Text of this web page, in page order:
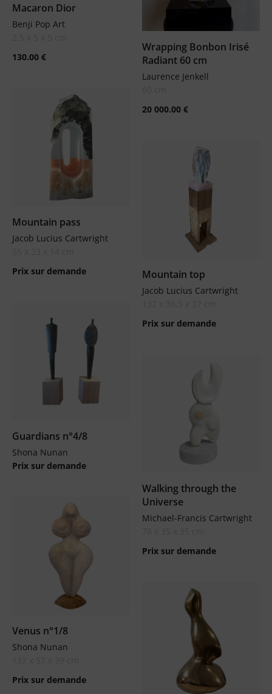
Macaron Dior
Benji Pop Art
130.00 €
Wrapping Bonbon Irisé
Radiant 60 cm
Laurence Jenkell
20 000.00 €
Mountain pass
Jacob Lucius Cartwright
Prix sur demande
Mountain top
Jacob Lucius Cartwright
Prix sur demande
Guardians n°4/8
Shona Nunan
Prix sur demande
Walking through the
Universe
Michael-Francis Cartwright
Prix sur demande
Venus n°1/8
Shona Nunan
Prix sur demande